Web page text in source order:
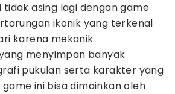
asing lagi dengan game
ikonik yang terkenal
karena mekanik
menyimpan banyak
pukulan serta karakter yang
ini bisa dimainkan oleh